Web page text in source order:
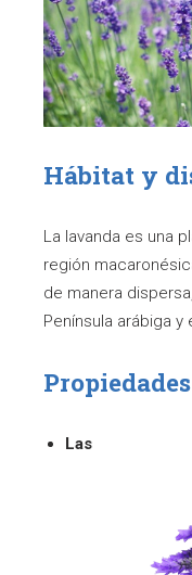
Hábitat y
La lavanda es una
región
de manera
Península arábiga y
Las